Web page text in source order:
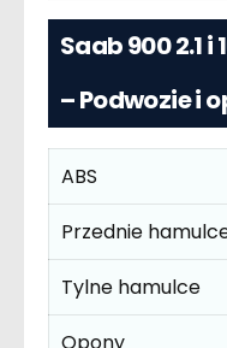
Saab 900 2.1 i
– Podwozie i
ABS
Przednie
Tylne hamulce
Opony